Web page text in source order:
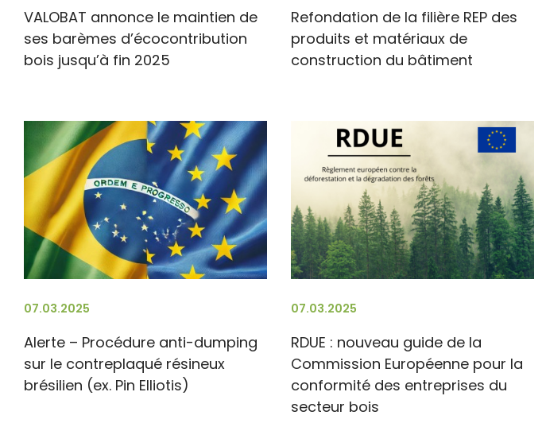
VALOBAT annonce le maintien de
ses barèmes d’écocontribution
bois jusqu’à fin 2025
Refondation de la filière REP des
produits et matériaux de
construction du bâtiment
07.03.2025
Alerte – Procédure anti-dumping
sur le contreplaqué résineux
brésilien (ex. Pin Elliotis)
07.03.2025
RDUE : nouveau guide de la
Commission Européenne pour la
conformité des entreprises du
secteur bois